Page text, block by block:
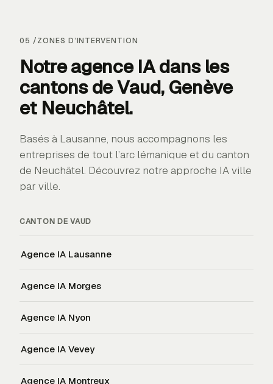
05 /ZONES D’INTERVENTION
Notre agence IA dans les
cantons deVaud, Genève
et Neuchâtel.
Basés à Lausanne, nous accompagnons les
entreprises de tout l’arc lémanique et du canton
de Neuchâtel. Découvrez notre approche IA ville
par ville.
CANTON DEVAUD
Agence IA Lausanne
Agence IA Morges
Agence IA Nyon
Agence IA Vevey
Agence IA Montreux